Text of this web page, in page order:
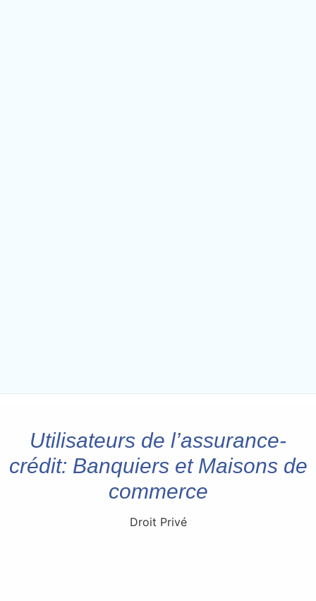
Utilisateurs de l’assurance-
crédit: Banquiers et Maisons de
commerce
Droit Privé